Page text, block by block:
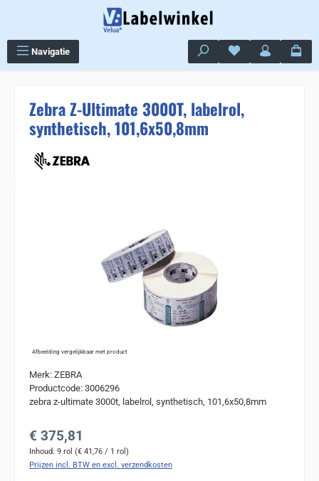
Navigatie Je hebt 0 items op
Zebra Z-Ultimate 3000T, labelrol,
synthetisch, 101,6x50,8mm
Afbeelding vergelijkbaar met product
Merk: ZEBRA
Productcode: 3006296
zebra z-ultimate 3000t, labelrol, synthetisch, 101,6x50,8mm
Normale prijs:
€ 375,81
Inhoud: 9 rol (€ 41,76 / 1 rol)
Prijzen incl. BTW en excl. verzendkosten